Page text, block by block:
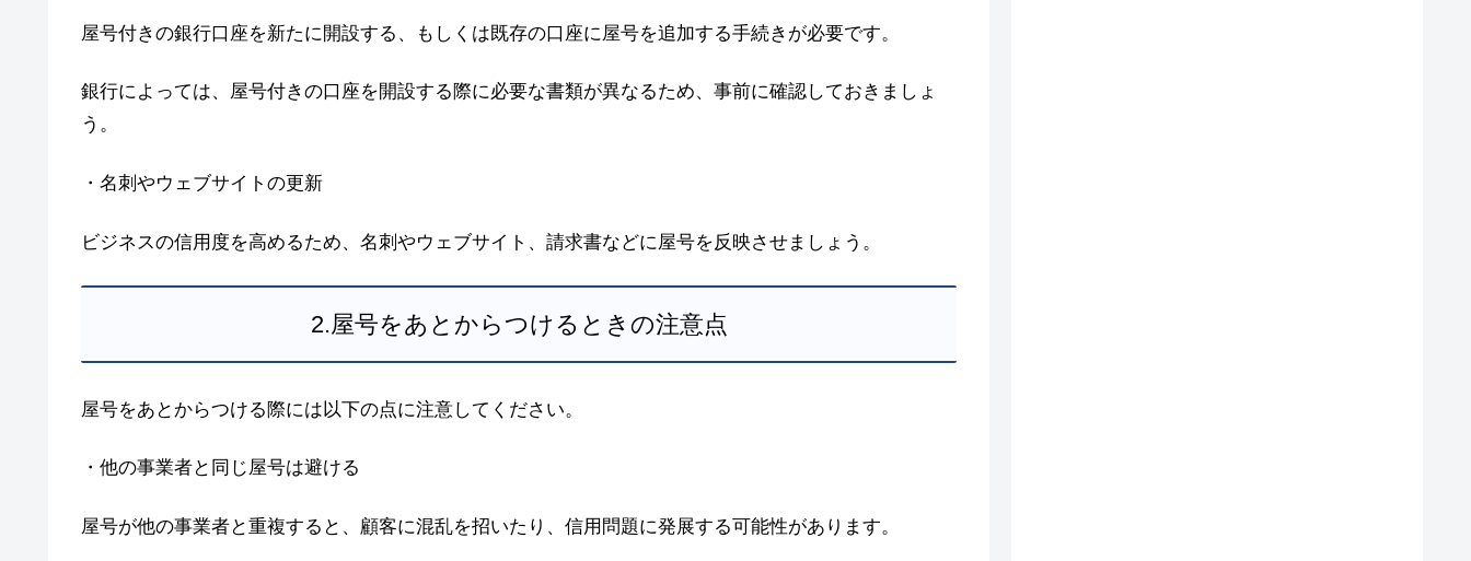
屋号付きの銀行口座を新たに開設する、もしくは既存の口座に屋号を追加する手続きが必要です。
銀行によっては、屋号付きの口座を開設する際に必要な書類が異なるため、事前に確認しておきましょ
う。
・名刺やウェブサイトの更新
ビジネスの信用度を高めるため、名刺やウェブサイト、請求書などに屋号を反映させましょう。
2.屋号をあとからつけるときの注意点
屋号をあとからつける際には以下の点に注意してください。
・他の事業者と同じ屋号は避ける
屋号が他の事業者と重複すると、顧客に混乱を招いたり、信用問題に発展する可能性があります。